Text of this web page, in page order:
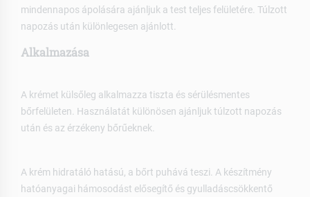
mindennapos ápolására ajánljuk a test teljes felületére. Túlzott
napozás után különlegesen ajánlott.
Alkalmazása
A krémet külsőleg alkalmazza tiszta és sérülésmentes
bőrfelületen. Használatát különösen ajánljuk túlzott napozás
után és az érzékeny bőrűeknek.
A krém hidratáló hatású, a bőrt puhává teszi. A készítmény
hatóanyagai hámosodást elősegítő és gyulladáscsökkentő